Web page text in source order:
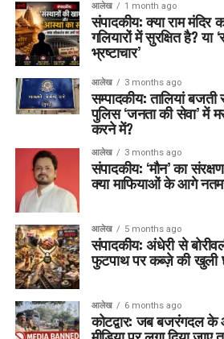
आलेख 1 month ago
संपादकीय: क्या राम मंदिर
गलियारों में सुरक्षित है? या
भ्रष्टाचार’
आलेख 3 months ago
सम्पादकीय: तालियां बजती
पुलिस ‘जनता की सेवा’ में
करने में?
आलेख 3 months ago
संपादकीय: ‘मौन’ का
क्या माफियाओं के आगे
आलेख 5 months ago
संपादकीय: अंधेरी से
फुटपाथ पर कब्ज़े की खुली
आलेख 6 months ago
कोटद्वार: जब बजरंगदल